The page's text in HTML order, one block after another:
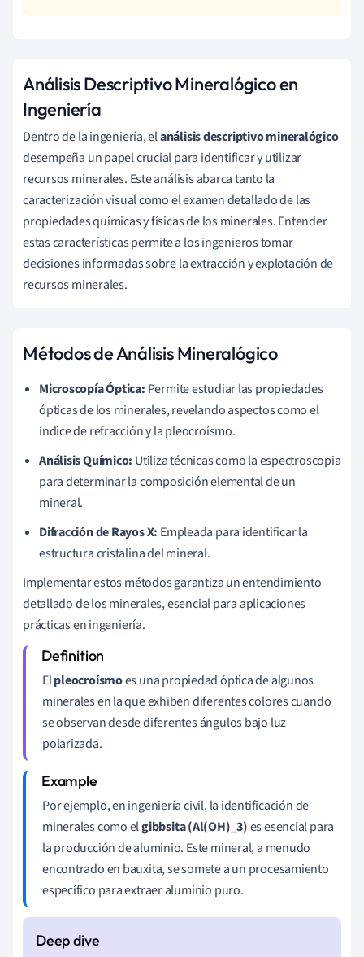
Análisis Descriptivo Mineralógico en
Ingeniería
Dentro de la ingeniería, elanálisis descriptivo mineralógico
desempeña un papel crucial para identificar y utilizar
recursos minerales. Este análisis abarca tanto la
caracterización visual como el examen detallado de las
propiedades químicas y físicas de los minerales. Entender
estas características permite a los ingenieros tomar
decisiones informadas sobre la extracción y explotación de
recursos minerales.
Métodos de Análisis Mineralógico
Microscopía Óptica: Permite estudiar las propiedades
ópticas de los minerales, revelando aspectos como el
índice de refracción y la pleocroísmo.
Análisis Químico: Utiliza técnicas como la espectroscopia
para determinar la composición elemental de un
mineral.
Difracción de Rayos X: Empleada para identificar la
estructura cristalina del mineral.
Implementar estos métodos garantiza un entendimiento
detallado de los minerales, esencial para aplicaciones
prácticas en ingeniería.
Elpleocroísmoes una propiedad óptica de algunos
minerales en la que exhiben diferentes colores cuando
se observan desde diferentes ángulos bajo luz
polarizada.
Por ejemplo, en ingeniería civil, la identificación de
minerales como elgibbsita (Al(OH)_3)es esencial para
la producción de aluminio. Este mineral, a menudo
encontrado en bauxita, se somete a un procesamiento
específico para extraer aluminio puro.